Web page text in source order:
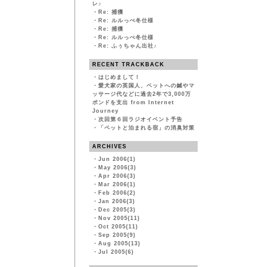
レ♪
・ Re: 捕獲
・ Re: ルルっぺ冬仕様
・ Re: 捕獲
・ Re: ルルっぺ冬仕様
・ Re: ふぅちゃん出社♪
RECENT TRACKBACK
・ はじめまして！
・ 愛犬家の英国人、ペットへの鍼やマ
ッサージ代などに過去2年で3,000万
ポンドを支出 from Internet
Journey
・ 次回第６回ラジオイベント予告
・
「ペットと泊まれる宿」の消臭対策
ARCHIVES
・ Jun 2006(1)
・ May 2006(3)
・ Apr 2006(3)
・ Mar 2006(1)
・ Feb 2006(2)
・ Jan 2006(3)
・ Dec 2005(3)
・ Nov 2005(11)
・ Oct 2005(11)
・ Sep 2005(9)
・ Aug 2005(13)
・ Jul 2005(6)